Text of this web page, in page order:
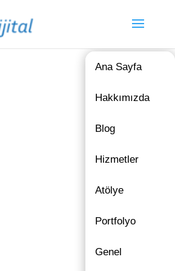
Ana Sayfa
Hakkımızda
Blog
Hizmetler
Atölye
Portfolyo
Genel